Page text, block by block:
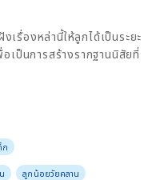
รื่องหล่านี้ให้ลูกได้เป็นระยะ
เป็นการสร้างรากฐานนิสัยที่
ก
ลูกน้อยวัยคลาน